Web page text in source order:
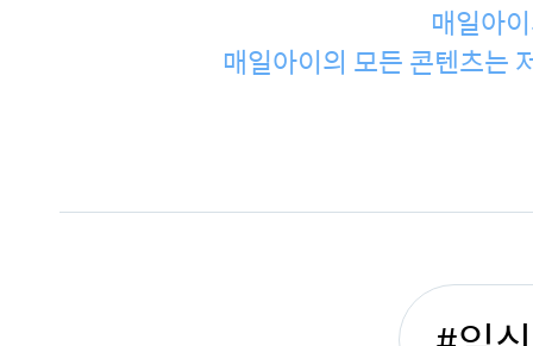
매일아
매일아이의 모든 콘텐츠는